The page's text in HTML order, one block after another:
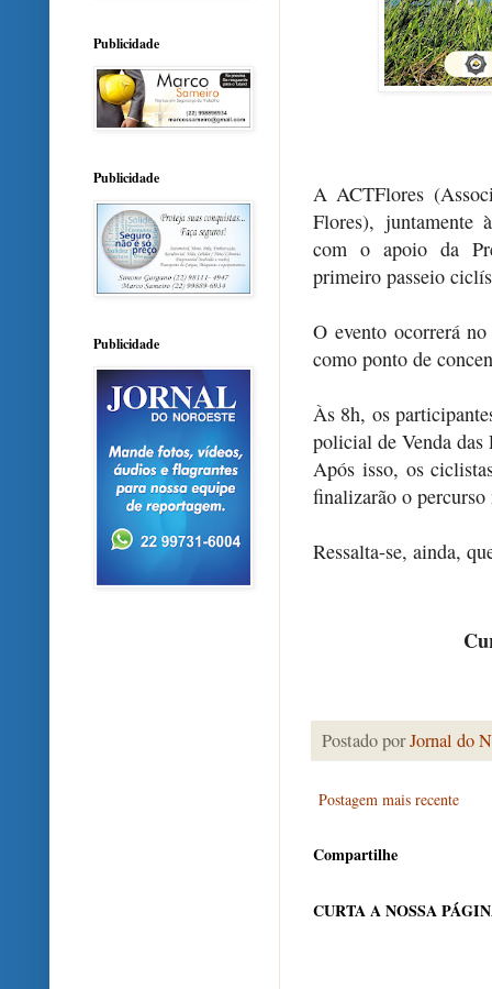
A ACTFlores
Flores), juntamente
com o apoio da
primeiro passeio
O evento ocorrerá
como ponto de
Às 8h, os
policial de Venda das
Após isso, os
finalizarão o
Ressalta-se, ainda,
Postado porJornal do
Postagem mais recente
Compartilhe
CURTA A NOSSA
Publicidade
Publicidade
Publicidade